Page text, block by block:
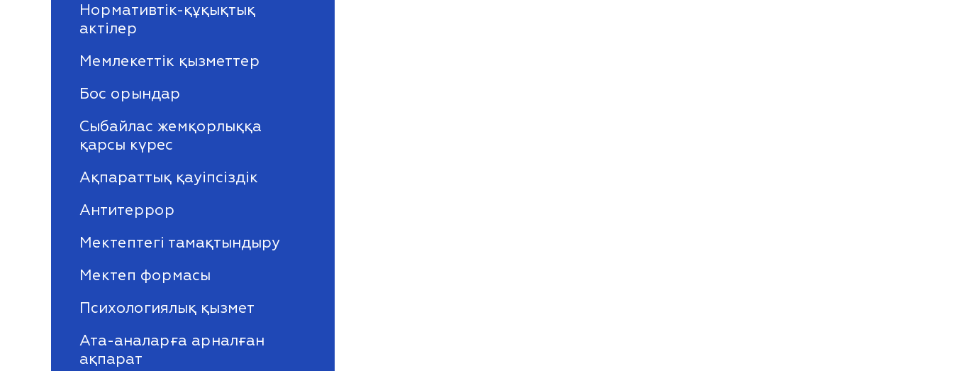
Нормативтік-құқықтық
актілер
Мемлекеттік қызметтер
Бос орындар
Сыбайлас жемқорлыққа
қарсы күрес
Ақпараттық қауіпсіздік
Антитеррор
Мектептегі тамақтындыру
Мектеп формасы
Психологиялық қызмет
Ата-аналарға арналған
ақпарат